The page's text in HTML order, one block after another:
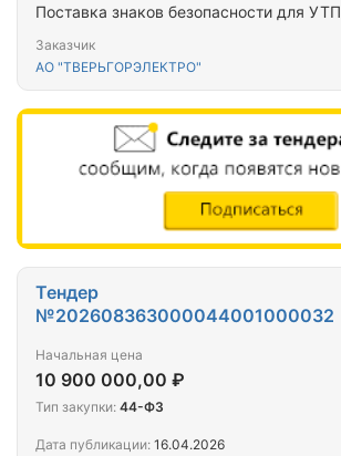
Поставка знаков безопасности для УТП
Заказчик
АО "ТВЕРЬГОРЭЛЕКТРО"
Тендер
№202608363000044001000032
Начальная цена
10 900 000,00 ₽
Тип закупки: 44-ФЗ
Дата публикации: 16.04.2026